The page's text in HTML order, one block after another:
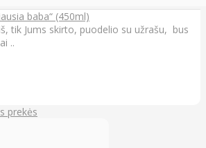
baba“ (450ml)
tik Jums skirto, puodelio su užrašu, bus
..
prekės